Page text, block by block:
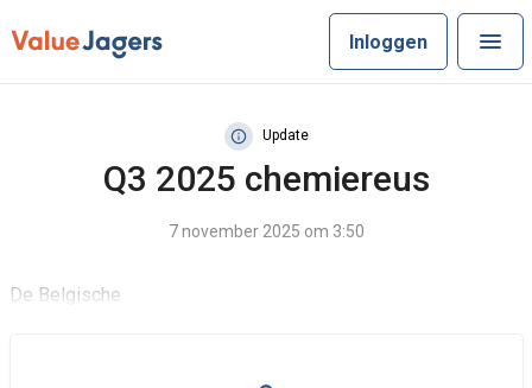
Inloggen
Update
Q3 2025 chemiereus
7 november 2025 om 3:50
De Belgische